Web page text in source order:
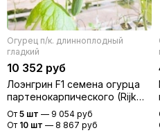
Редис
Редька
Салат
Свекла
Сельдерей
Спаржа
Томат
Тыква
Огурец п/к. длинноплодный
гладкий
10 352 руб
Лоэнгрин F1 семена огурца
партенокарпического (Rijk
Zwaan / Райк Цваан)
От 5 шт — 9 054 руб
От 10 шт — 8 867 руб